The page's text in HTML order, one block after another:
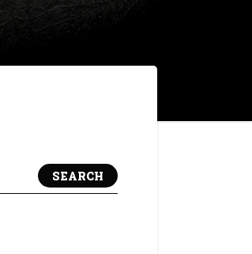
SEARCH